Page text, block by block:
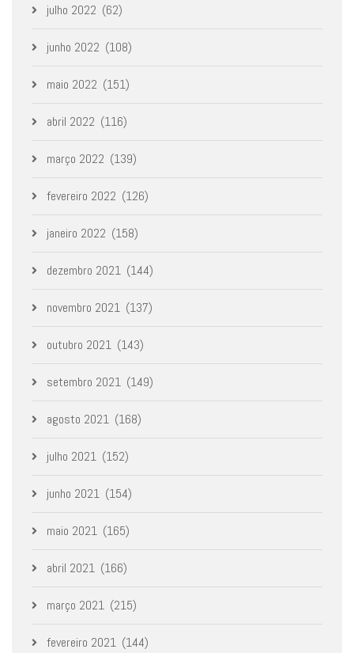
julho 2022 (62)
junho 2022 (108)
maio 2022 (151)
abril 2022 (116)
março 2022 (139)
fevereiro 2022 (126)
janeiro 2022 (158)
dezembro 2021 (144)
novembro 2021 (137)
outubro 2021 (143)
setembro 2021 (149)
agosto 2021 (168)
julho 2021 (152)
junho 2021 (154)
maio 2021 (165)
abril 2021 (166)
março 2021 (215)
fevereiro 2021 (144)